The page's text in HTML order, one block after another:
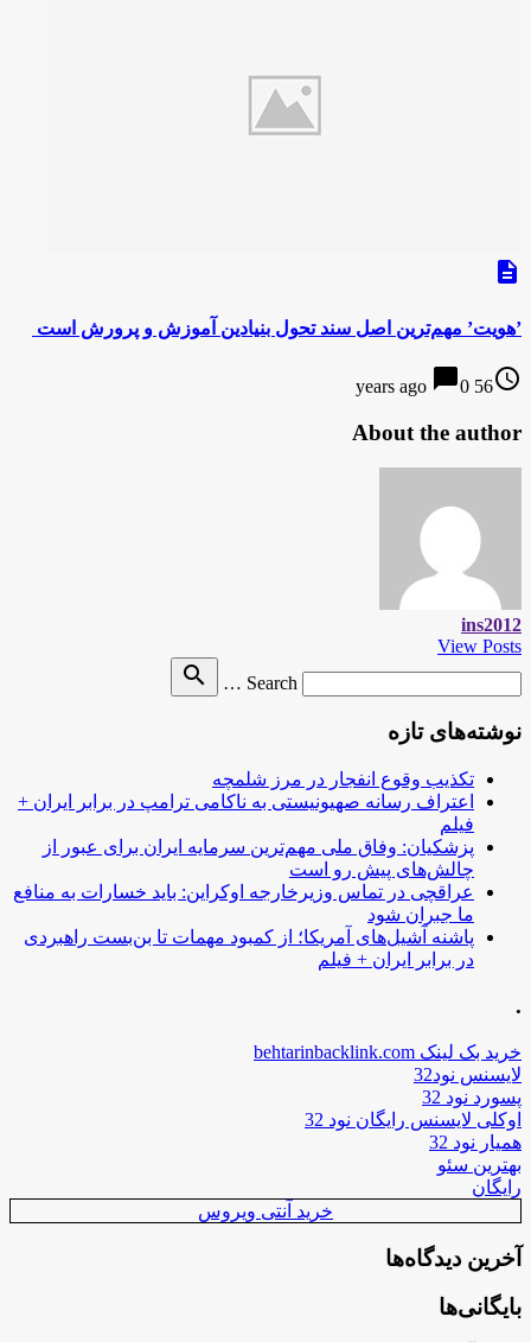
description
‌‌’هویت’ مهم‌ترین اصل سند تحول بنیادین ‌آموزش و پرورش است ‌
access_time
56 years ago
chat_bubble0
About the author
ins2012
View Posts
Search
Search …
search
نوشته‌های تازه
تکذیب وقوع انفجار در مرز شلمچه
اعتراف رسانه صهیونیستی به ناکامی ترامپ در برابر ایران +
فیلم
پزشکیان: وفاق ملی مهم‌ترین سرمایه ایران برای عبور از
چالش‌های پیش رو است
عراقچی در تماس وزیرخارجه اوکراین: باید خسارات به منافع
ما جبران شود
پاشنه آشیل‌های آمریکا؛ از کمبود مهمات تا بن‌بست راهبردی
در برابر ایران + فیلم
.
خرید بک لینک behtarinbacklink.com
لایسنس نود32
پسورد نود 32
اوکلی لایسنس رایگان نود 32
همیار نود 32
بهترین سئو
رایگان
خرید آنتی ویروس
آخرین دیدگاه‌ها
بایگانی‌ها